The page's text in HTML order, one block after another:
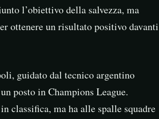
l’obiettivo della salvezza, ma
ottenere un risultato positivo davanti
guidato dal tecnico argentino
posto in Champions League.
classifica, ma ha alle spalle squadre